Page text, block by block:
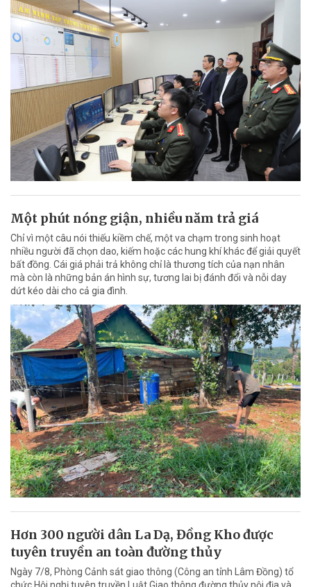
Một phút nóng giận, nhiều năm trả giá
Chỉ vì một câu nói thiếu kiềm chế, một va chạm trong sinh hoạt
nhiều người đã chọn dao, kiếm hoặc các hung khí khác để giải quyết
bất đồng. Cái giá phải trả không chỉ là thương tích của nạn nhân
mà còn là những bản án hình sự, tương lai bị đánh đổi và nỗi day
dứt kéo dài cho cả gia đình.
Hơn 300 người dân La Dạ, Đồng Kho được
tuyên truyền an toàn đường thủy
Ngày 7/8, Phòng Cảnh sát giao thông (Công an tỉnh Lâm Đồng) tổ